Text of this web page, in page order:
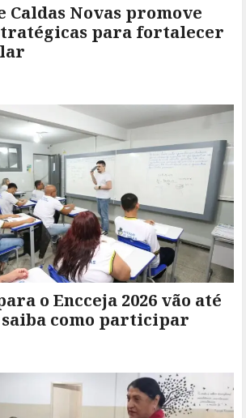
Caldas Novas promove
para fortalecer
o Encceja 2026 vão até
saiba como participar